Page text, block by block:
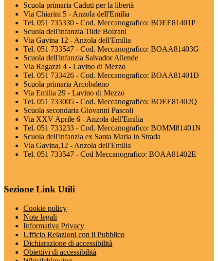
Scuola primaria Caduti per la libertà
Via Chiarini 5 - Anzola dell'Emilia
Tel. 051 735330 - Cod. Meccanografico: BOEE81401P
Scuola dell'infanzia Tilde Bolzani
Via Gavina 12 - Anzola dell'Emilia
Tel. 051 733547 - Cod. Meccanografico: BOAA81403G
Scuola dell'infanzia Salvador Allende
Via Ragazzi 4 - Lavino di Mezzo
Tel. 051 733426 - Cod. Meccanografico: BOAA81401D
Scuola primaria Arcobaleno
Via Emilia 29 - Lavino di Mezzo
Tel. 051 733005 - Cod. Meccanografico: BOEE81402Q
Scuola secondaria Giovanni Pascoli
Via XXV Aprile 6 - Anzola dell'Emilia
Tel. 051 733233 - Cod. Meccanografico: BOMM81401N
Scuola dell'infanzia ex Santa Maria in Strada
Via Gavina,12 - Anzola dell'Emilia
Tel. 051 733547 - Cod Meccanografico: BOAA81402E
Sezione Link Utili
Cookie policy
Note legali
Informativa Privacy
Ufficio Relazioni con il Pubblico
Dichiarazione di accessibilità
Obiettivi di accessibilità